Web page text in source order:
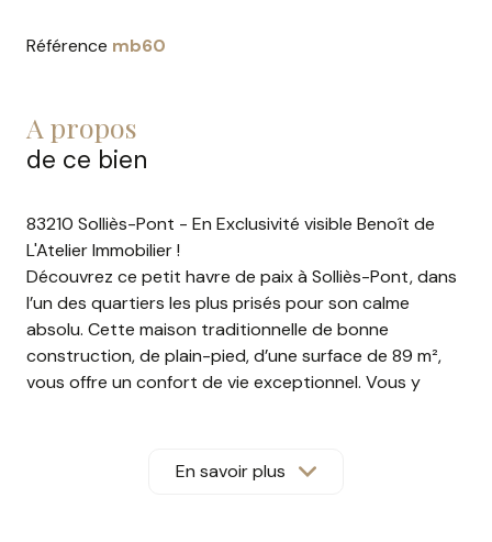
Référence mb60
a propos
de ce bien
83210 Solliès-Pont - En Exclusivité visible Benoît de
L'Atelier Immobilier !
Découvrez ce petit havre de paix à Solliès-Pont, dans
l’un des quartiers les plus prisés pour son calme
absolu. Cette maison traditionnelle de bonne
construction, de plain-pied, d’une surface de 89 m²,
vous offre un confort de vie exceptionnel. Vous y
une pièce de stockage ainsi qu’un WC et de nombreux
rangements. L’ensemble a été aménagé avec goût,
En savoir plus